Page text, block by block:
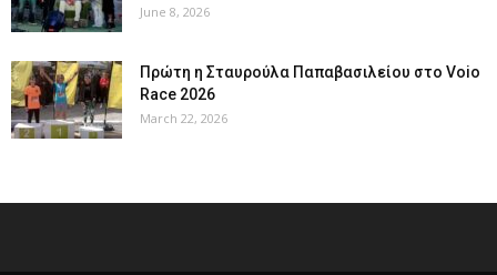
June 8, 2026
Πρώτη η Σταυρούλα Παπαβασιλείου στο Voio
Race 2026
March 22, 2026